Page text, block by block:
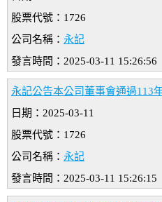
股票代號：1726
公司名稱： 永記
發言時間：2025-03-11 15:26:56
永記公告本公司董事會通過113
日期：2025-03-11
股票代號：1726
公司名稱： 永記
發言時間：2025-03-11 15:26:15